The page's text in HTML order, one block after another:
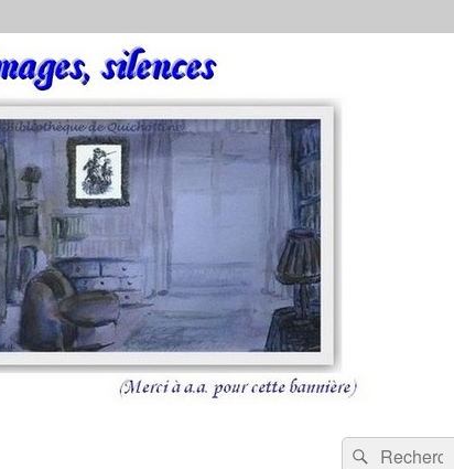
Recherche :
Rechercher